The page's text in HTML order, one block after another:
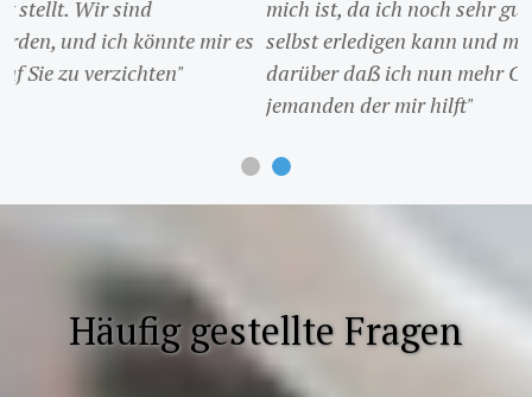
mich ist, da ich noch sehr gut die meisten Aufgaben
selbst erledigen kann und möchte, aber ich bin froh
darüber daẞ ich nun mehr Gesellschaft habe und
Häufig gestellte Fragen